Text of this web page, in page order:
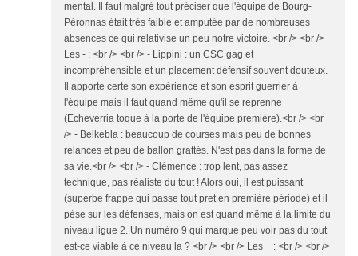
mental. Il faut malgré tout préciser que l'équipe de Bourg-
Péronnas était très faible et amputée par de nombreuses
absences ce qui relativise un peu notre victoire. <br /> <br />
Les - : <br /> <br /> - Lippini : un CSC gag et
incompréhensible et un placement défensif souvent douteux.
Il apporte certe son expérience et son esprit guerrier à
l'équipe mais il faut quand même qu'il se reprenne
(Echeverria toque à la porte de l'équipe première).<br /> <br
/> - Belkebla : beaucoup de courses mais peu de bonnes
relances et peu de ballon grattés. N'est pas dans la forme de
sa vie.<br /> <br /> - Clémence : trop lent, pas assez
technique, pas réaliste du tout ! Alors oui, il est puissant
(superbe frappe qui passe tout pret en première période) et il
pèse sur les défenses, mais on est quand même à la limite du
niveau ligue 2. Un numéro 9 qui marque peu voir pas du tout
est-ce viable à ce niveau la ? <br /> <br /> Les + : <br /> <br />